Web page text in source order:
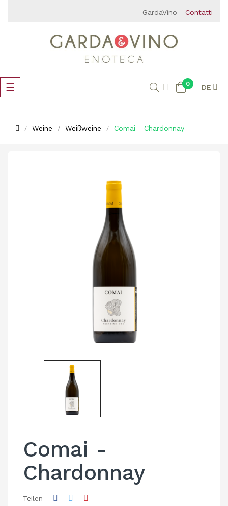
GardaVino Contatti
Umschalten
der
☰ 0 DE
Weine Weißweine Comai - Chardonnay
Comai -
Chardonnay
Teilen